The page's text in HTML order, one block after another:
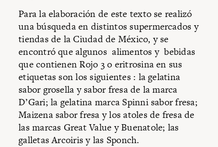
Para la elaboración de este texto se realizó
una búsqueda en distintos supermercados y
tiendas de la Ciudad de México, y se
encontró que algunos alimentos y bebidas
que contienen Rojo 3 o eritrosina en sus
etiquetas son los siguientes : la gelatina
sabor grosella y sabor fresa de la marca
D’Gari; la gelatina marca Spinni sabor fresa;
Maizena sabor fresa y los atoles de fresa de
las marcas Great Value y Buenatole; las
galletas Arcoiris y las Sponch.